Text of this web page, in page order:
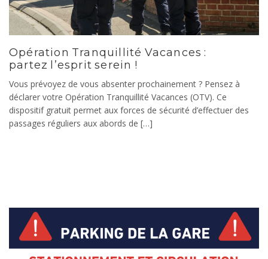
Opération Tranquillité Vacances :
partez l’esprit serein !
Vous prévoyez de vous absenter prochainement ? Pensez à
déclarer votre Opération Tranquillité Vacances (OTV). Ce
dispositif gratuit permet aux forces de sécurité d’effectuer des
passages réguliers aux abords de […]